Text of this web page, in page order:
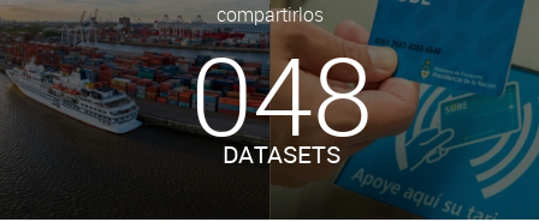
compartirlos
048
DATASETS